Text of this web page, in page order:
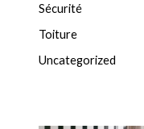
Sécurité
Toiture
Uncategorized